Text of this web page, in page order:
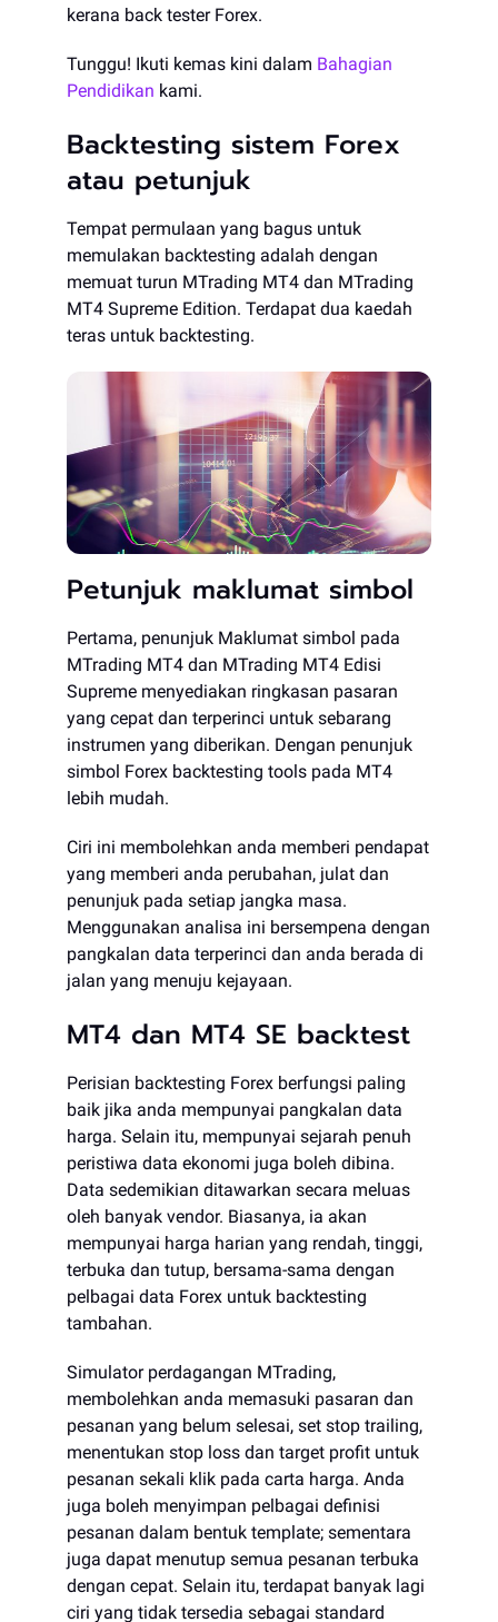
kerana back tester Forex.
Tunggu! Ikuti kemas kini dalam Bahagian
Pendidikan kami.
Backtesting sistem Forex
atau petunjuk
Tempat permulaan yang bagus untuk
memulakan backtesting adalah dengan
memuat turun MTrading MT4 dan MTrading
MT4 Supreme Edition. Terdapat dua kaedah
teras untuk backtesting.
Petunjuk maklumat simbol
Pertama, penunjuk Maklumat simbol pada
MTrading MT4 dan MTrading MT4 Edisi
Supreme menyediakan ringkasan pasaran
yang cepat dan terperinci untuk sebarang
instrumen yang diberikan. Dengan penunjuk
simbol Forex backtesting tools pada MT4
lebih mudah.
Ciri ini membolehkan anda memberi pendapat
yang memberi anda perubahan, julat dan
penunjuk pada setiap jangka masa.
Menggunakan analisa ini bersempena dengan
pangkalan data terperinci dan anda berada di
jalan yang menuju kejayaan.
MT4 dan MT4 SE backtest
Perisian backtesting Forex berfungsi paling
baik jika anda mempunyai pangkalan data
harga. Selain itu, mempunyai sejarah penuh
peristiwa data ekonomi juga boleh dibina.
Data sedemikian ditawarkan secara meluas
oleh banyak vendor. Biasanya, ia akan
mempunyai harga harian yang rendah, tinggi,
terbuka dan tutup, bersama-sama dengan
pelbagai data Forex untuk backtesting
tambahan.
Simulator perdagangan MTrading,
membolehkan anda memasuki pasaran dan
pesanan yang belum selesai, set stop trailing,
menentukan stop loss dan target profit untuk
pesanan sekali klik pada carta harga. Anda
juga boleh menyimpan pelbagai definisi
pesanan dalam bentuk template; sementara
juga dapat menutup semua pesanan terbuka
dengan cepat. Selain itu, terdapat banyak lagi
ciri yang tidak tersedia sebagai standard